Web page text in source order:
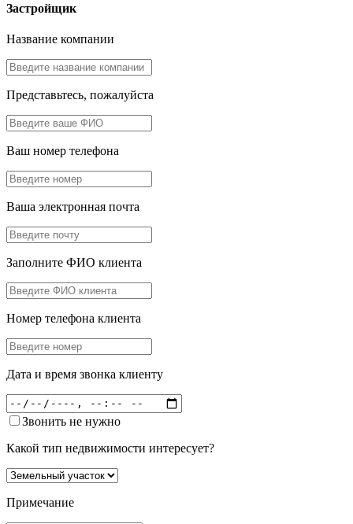
Застройщик
Название компании
Представьтесь, пожалуйста
Ваш номер телефона
Ваша электронная почта
Заполните ФИО клиента
Номер телефона клиента
Дата и время звонка клиенту
Звонить не нужно
Какой тип недвижимости интересует?
Примечание